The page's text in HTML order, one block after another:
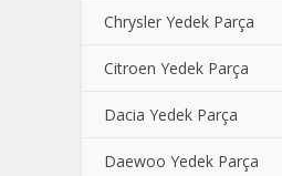
Chrysler Yedek Parça
Citroen Yedek Parça
Dacia Yedek Parça
Daewoo Yedek Parça